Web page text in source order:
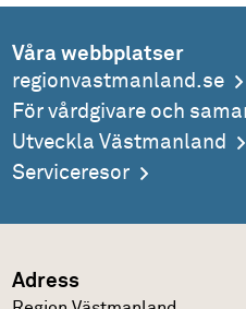
Våra webbplatser
regionvastmanland.se
För vårdgivare och
Utveckla Västmanland
Serviceresor
Adress